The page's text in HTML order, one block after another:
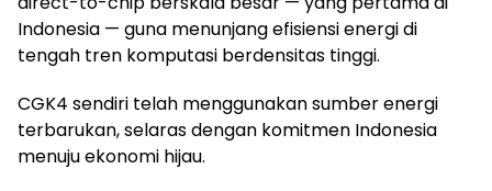
Indonesia — guna menunjang efisiensi energi di
tengah tren komputasi berdensitas tinggi.
CGK4 sendiri telah menggunakan sumber energi
terbarukan, selaras dengan komitmen Indonesia
menuju ekonomi hijau.